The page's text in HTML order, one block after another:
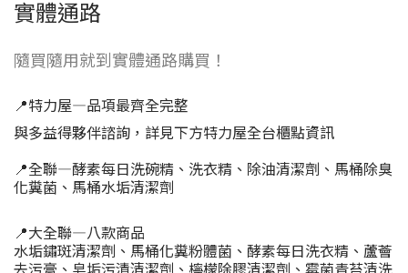
實體通路
隨買隨用就到實體通路購買！
📍特力屋—品項最齊全完整
與多益得夥伴諮詢，詳見下方特力屋全台櫃點資訊
📍全聯—酵素每日洗碗精、洗衣精、除油清潔劑、馬桶除臭
化糞菌、馬桶水垢清潔劑
📍大全聯—八款商品
水垢鏽斑清潔劑、馬桶化糞粉體菌、酵素每日洗衣精、蘆薈
去污膏、皂垢污漬清潔劑、檸檬除膠清潔劑、霉菌青苔清洗